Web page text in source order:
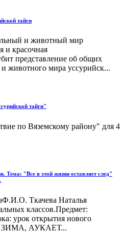
тайги
и животный мир
и красочная
представление об общих
и животного мира уссурийск...
тайги"
по Вяземскому району" для 4
Тема: "Все в этой жизни оставляет след"
Ткачева Наталья
классов.Предмет:
урок открытия нового
ЗИМА, АУКАЕТ...